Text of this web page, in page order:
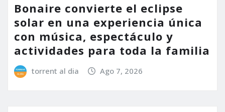
Bonaire convierte el eclipse
solar en una experiencia única
con música, espectáculo y
actividades para toda la familia
torrent al dia Ago 7, 2026